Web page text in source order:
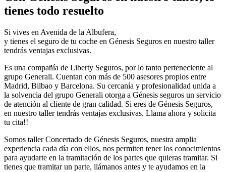
tienes todo resuelto
Si vives en Avenida de la Albufera,
y tienes el seguro de tu coche en Génesis Seguros en nuestro taller
tendrás ventajas exclusivas.
Es una compañía de Liberty Seguros, por lo tanto perteneciente al
grupo Generali. Cuentan con más de 500 asesores propios entre
Madrid, Bilbao y Barcelona. Su cercanía y profesionalidad unida a
la solvencia del grupo Generali otorga a Génesis seguros un servicio
de atención al cliente de gran calidad. Si eres de Génesis Seguros,
en nuestro taller tendrás ventajas exclusivas. Llama ahora y solicita
tu cita!!
Somos taller Concertado de Génesis Seguros, nuestra amplia
experiencia cada día con ellos, nos permiten tener los conocimientos
para ayudarte en la tramitación de los partes que quieras tramitar. Si
tienes que tramitar un parte, llámanos antes y te ayudamos en la